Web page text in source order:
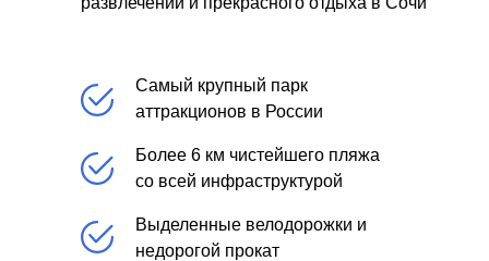
Самый крупный парк
аттракционов в России
Более 6 км чистейшего пляжа
со всей инфраструктурой
Выделенные велодорожки и
недорогой прокат